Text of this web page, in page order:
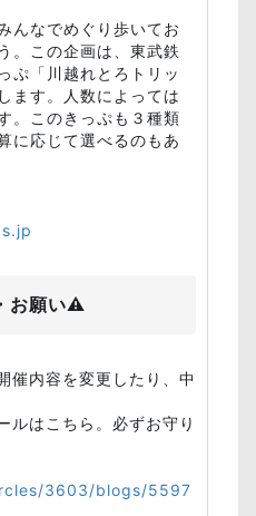
んなでめぐり歩いてお
。この企画は、東武鉄
ぷ「川越れとろトリッ
ます。人数によっては
。このきっぷも３種類
に応じて選べるのもあ
お願い⚠️
催内容を変更したり、中
ルはこちら。必ずお守り
3603/blogs/5597